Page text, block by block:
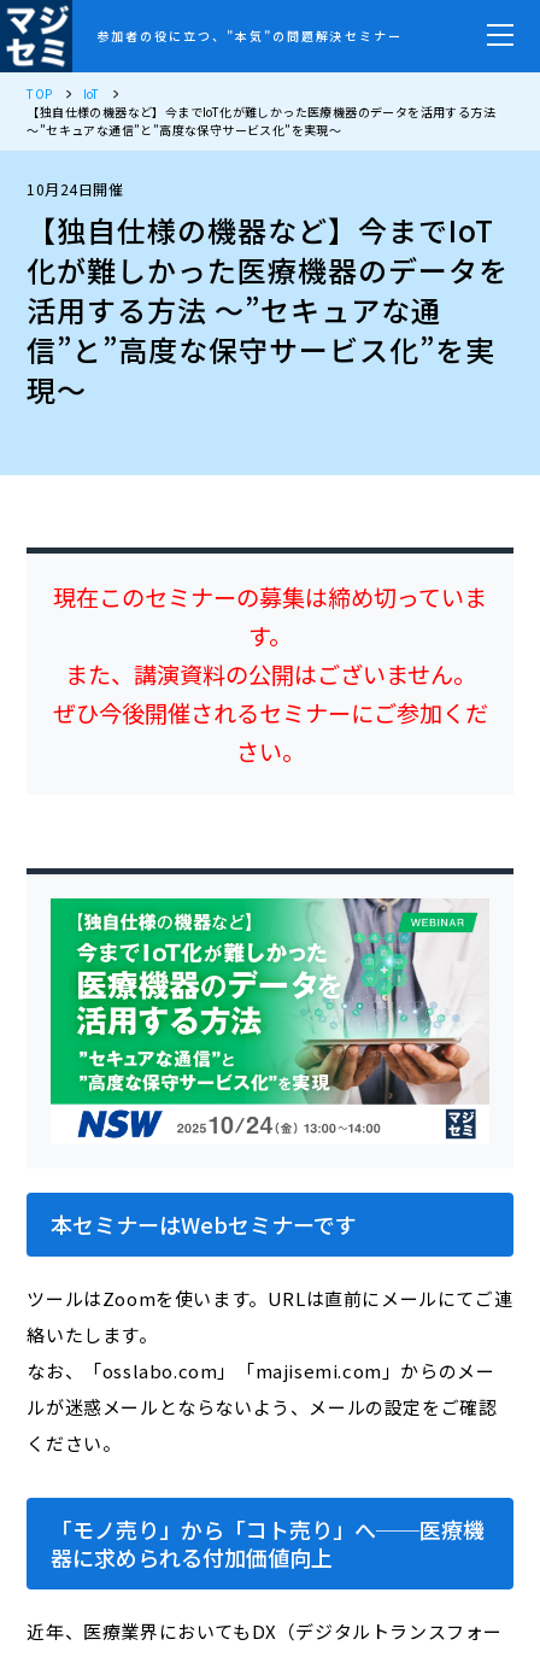
参加者の役に立つ、”本気”の問題解決セミナー
TOP
IoT
【独自仕様の機器など】今までIoT化が難しかった医療機器のデータを活用する方法
～”セキュアな通信”と”高度な保守サービス化”を実現～
10月24日開催
【独自仕様の機器など】今までIoT
化が難しかった医療機器のデータを
活用する方法 ～”セキュアな通
信”と”高度な保守サービス化”を実
現～
現在このセミナーの募集は締め切っていま
す。
また、講演資料の公開はございません。
ぜひ今後開催されるセミナーにご参加くだ
さい。
本セミナーはWebセミナーです
ツールはZoomを使います。URLは直前にメールにてご連
絡いたします。
なお、「osslabo.com」「majisemi.com」からのメー
ルが迷惑メールとならないよう、メールの設定をご確認
ください。
「モノ売り」から「コト売り」へ──医療機
器に求められる付加価値向上
近年、医療業界においてもDX（デジタルトランスフォー